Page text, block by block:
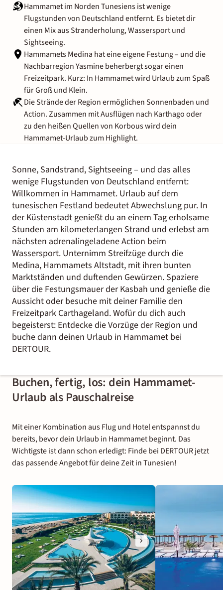
Hammamet im Norden Tunesiens ist wenige
Flugstunden von Deutschland entfernt. Es bietet dir
einen Mix aus Stranderholung, Wassersport und
Sightseeing.
Hammamets Medina hat eine eigene Festung – und die
Nachbarregion Yasmine beherbergt sogar einen
Freizeitpark. Kurz: In Hammamet wird Urlaub zum Spaß
für Groß und Klein.
Die Strände der Region ermöglichen Sonnenbaden und
Action. Zusammen mit Ausflügen nach Karthago oder
zu den heißen Quellen von Korbous wird dein
Hammamet-Urlaub zum Highlight.
Sonne, Sandstrand, Sightseeing – und das alles
wenige Flugstunden von Deutschland entfernt:
Willkommen in Hammamet. Urlaub auf dem
tunesischen Festland bedeutet Abwechslung pur. In
der Küstenstadt genießt du an einem Tag erholsame
Stunden am kilometerlangen Strand und erlebst am
nächsten adrenalingeladene Action beim
Wassersport. Unternimm Streifzüge durch die
Medina, Hammamets Altstadt, mit ihren bunten
Marktständen und duftenden Gewürzen. Spaziere
über die Festungsmauer der Kasbah und genieße die
Aussicht oder besuche mit deiner Familie den
Freizeitpark Carthageland. Wofür du dich auch
begeisterst: Entdecke die Vorzüge der Region und
buche dann deinen Urlaub in Hammamet bei
DERTOUR.
Buchen, fertig, los: dein Hammamet-
Urlaub als Pauschalreise
Mit einer Kombination aus Flug und Hotel entspannst du
bereits, bevor dein Urlaub in Hammamet beginnt. Das
Wichtigste ist dann schon erledigt: Finde bei DERTOUR jetzt
das passende Angebot für deine Zeit in Tunesien!